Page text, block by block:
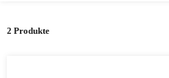
2 Produkte